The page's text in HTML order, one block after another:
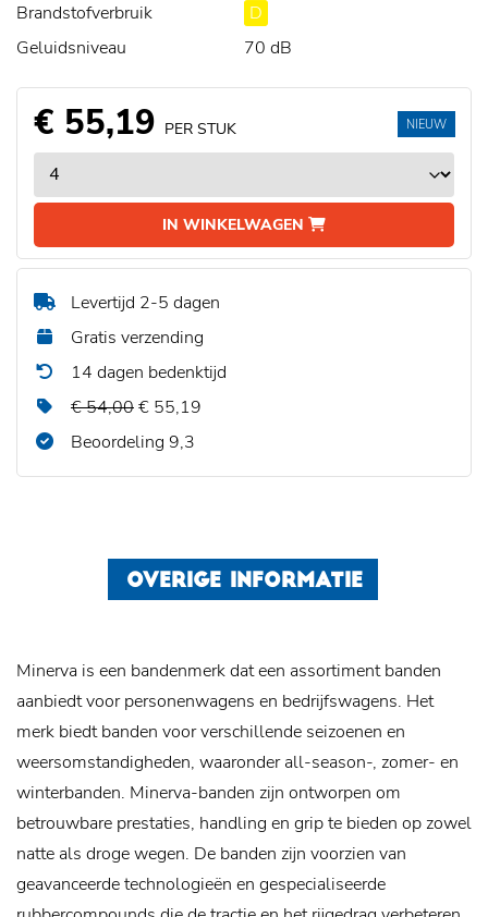
Brandstofverbruik
D
Geluidsniveau
70 dB
€ 55,19 PER STUK
IN WINKELWAGEN
NIEUW
Levertijd 2-5 dagen
Gratis verzending
14 dagen bedenktijd
€ 54,00€ 55,19
Beoordeling 9,3
OVERIGE INFORMATIE
Minerva is een bandenmerk dat een assortiment banden
aanbiedt voor personenwagens en bedrijfswagens. Het
merk biedt banden voor verschillende seizoenen en
weersomstandigheden, waaronder all-season-, zomer- en
winterbanden. Minerva-banden zijn ontworpen om
betrouwbare prestaties, handling en grip te bieden op zowel
natte als droge wegen. De banden zijn voorzien van
geavanceerde technologieën en gespecialiseerde